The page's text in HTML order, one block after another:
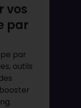
vos
par
par
outils